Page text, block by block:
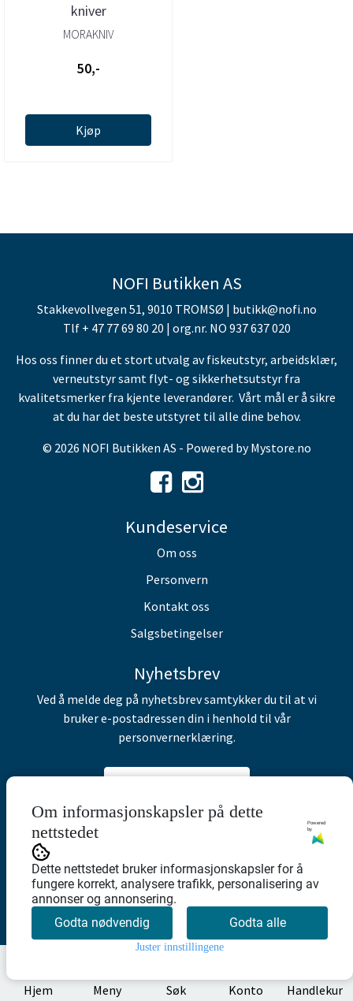
Hjem Meny Søk Konto
Handlekur
kniver
MORAKNIV
50,-
Kjøp
NOFI Butikken AS
Stakkevollvegen 51, 9010 TROMSØ | butikk@nofi.no
Tlf + 47 77 69 80 20 | org.nr. NO 937 637 020
Hos oss finner du et stort utvalg av fiskeutstyr, arbeidsklær,
verneutstyr samt flyt- og sikkerhetsutstyr fra
kvalitetsmerker fra kjente leverandører. Vårt mål er å sikre
at du har det beste utstyret til alle dine behov.
© 2026 NOFI Butikken AS - Powered byMystore.no
Kundeservice
Om oss
Personvern
Kontakt oss
Salgsbetingelser
Nyhetsbrev
Ved å melde deg på nyhetsbrev samtykker du til at vi
bruker e-postadressen din i henhold til vår
personvernerklæring.
Abonner på nyhetsbrev
Om informasjonskapsler på dette
nettstedet
Powered
by
Dette nettstedet bruker informasjonskapsler for å
fungere korrekt, analysere trafikk, personalisering av
annonser og annonsering.
Godta nødvendig
Godta alle
Juster innstillingene